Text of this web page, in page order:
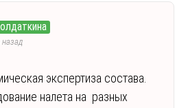
экспертиза состава.
налета на разных